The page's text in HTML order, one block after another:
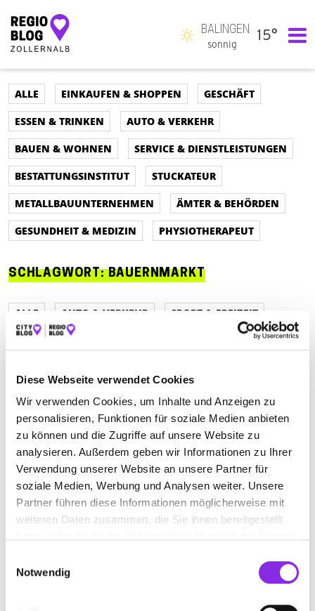
Diese Webseite verwendet Cookies
Wir verwenden Cookies, um Inhalte und Anzeigen zu
personalisieren, Funktionen für soziale Medien anbieten
zu können und die Zugriffe auf unsere Website zu
analysieren. Außerdem geben wir Informationen zu Ihrer
Verwendung unserer Website an unsere Partner für
soziale Medien, Werbung und Analysen weiter. Unsere
Partner führen diese Informationen möglicherweise mit
weiteren Daten zusammen, die Sie ihnen bereitgestellt
Notwendig
Hauptnavigation
BALINGEN
sonnig
15°
ALLE EINKAUFEN & SHOPPEN
GESCHÄFT
ESSEN & TRINKEN
AUTO & VERKEHR
BAUEN & WOHNEN
SERVICE & DIENSTLEISTUNGEN
BESTATTUNGSINSTITUT
STUCKATEUR
METALLBAUUNTERNEHMEN
ÄMTER & BEHÖRDEN
GESUNDHEIT & MEDIZIN
PHYSIOTHERAPEUT
SCHLAGWORT:BAUERNMARKT
ALLE AUTO & VERKEHR
SPORT & FREIZEIT
ÄMTER & BEHÖRDEN
EINKAUFEN & SHOPPEN
ESSEN & TRINKEN
GESUNDHEIT & MEDIZIN
RECHT & GELD
REISEN & ÜBERNACHTEN
SERVICE & DIENSTLEISTUNGEN